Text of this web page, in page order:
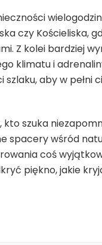
czy Kościeliska,
Z kolei bardziej
klimatu i
aby w pełni
szuka
spacery wśród
coś
piękno, jakie